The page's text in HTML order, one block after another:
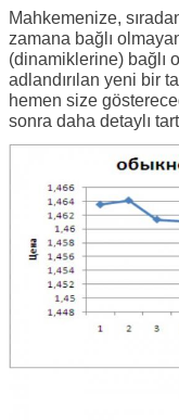
Mahkemenize,
zamana bağlı
(dinamiklerine) bağlı
adlandırılan yeni bir
hemen size
sonra daha detaylı